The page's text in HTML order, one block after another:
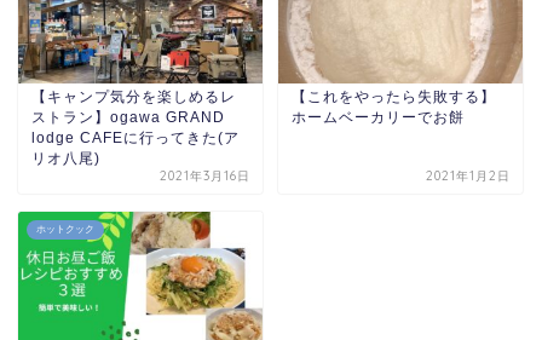
【キャンプ気分を楽しめるレ
ストラン】ogawa GRAND
lodge CAFEに行ってきた(ア
リオ八尾)
2021年3月16日
【これをやったら失敗する】
ホームベーカリーでお餅
2021年1月2日
ホットクック